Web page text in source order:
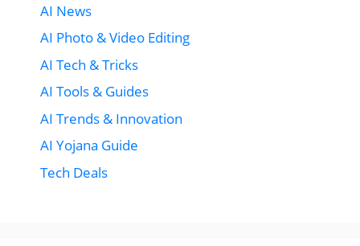
AI News
AI Photo & Video Editing
AI Tech & Tricks
AI Tools & Guides
AI Trends & Innovation
AI Yojana Guide
Tech Deals